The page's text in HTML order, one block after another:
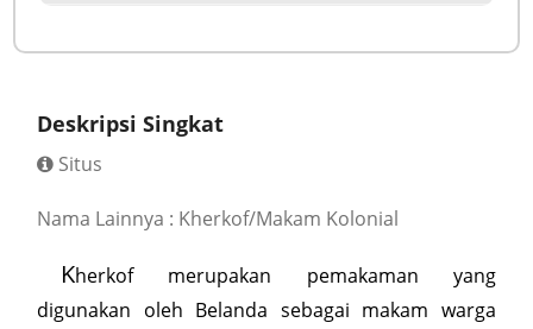
Deskripsi Singkat
Situs
Nama Lainnya : Kherkof/Makam Kolonial
Kherkof merupakan pemakaman yang
digunakan oleh Belanda sebagai makam warga